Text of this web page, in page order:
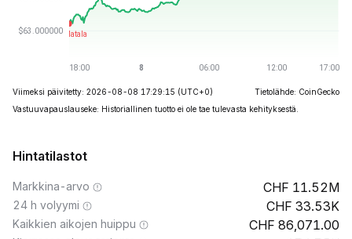
Viimeksi päivitetty: 2026-08-08 17:29:15 (UTC+0)
Tietolähde: CoinGecko
Vastuuvapauslauseke: Historiallinen tuotto ei ole tae tulevasta kehityksestä.
Hintatilastot
Markkina-arvo 11.52M
24 h volyymi 33.53K
Kaikkien aikojen huippu 86,071.00